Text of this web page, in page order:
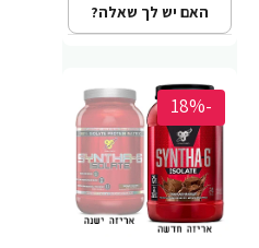
האם יש לך שאלה?
-18%